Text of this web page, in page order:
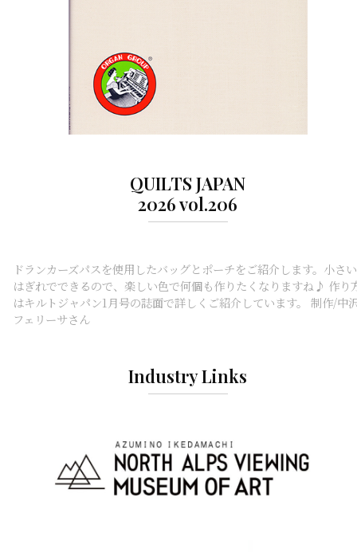
QUILTS JAPAN
2026 vol.206
ドランカーズパスを使用したバッグとポーチをご紹介します。小さい
はぎれでできるので、楽しい色で何個も作りたくなりますね♪ 作り
はキルトジャパン1月号の誌面で詳しくご紹介しています。 制作/中
フェリーサさん
Industry Links